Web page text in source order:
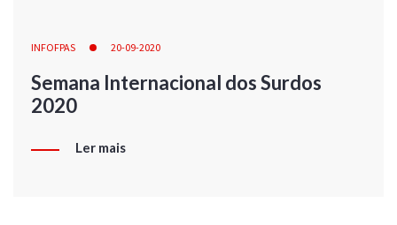
INFOFPAS 20-09-2020
Semana Internacional dos Surdos
2020
Ler mais